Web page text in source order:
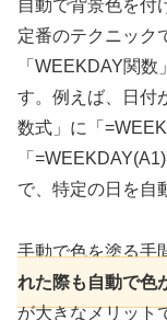
自動で背景色を付
定番のテクニック
「WEEKDAY関
す。例えば、日付
数式」に「
「
で、特定の日を自
手動で色を塗る手
れた際も自動で色
が大きなメリット